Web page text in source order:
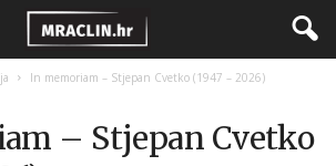
In memoriam – Stjepan Cvetko (1947 – 2026)
– Stjepan Cvetko